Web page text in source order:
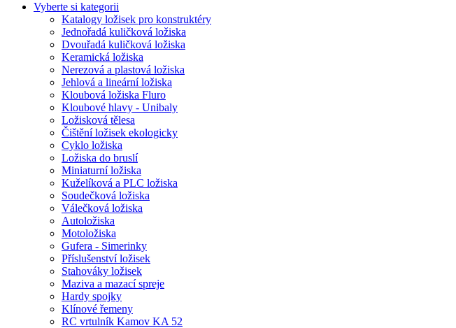
Vyberte si kategorii
Katalogy ložisek pro konstruktéry
Jednořadá kuličková ložiska
Dvouřadá kuličková ložiska
Keramická ložiska
Nerezová a plastová ložiska
Jehlová a lineární ložiska
Kloubová ložiska Fluro
Kloubové hlavy - Unibaly
Ložisková tělesa
Čištění ložisek ekologicky
Cyklo ložiska
Ložiska do bruslí
Miniaturní ložiska
Kuželíková a PLC ložiska
Soudečková ložiska
Válečková ložiska
Autoložiska
Motoložiska
Gufera - Simerinky
Příslušenství ložisek
Stahováky ložisek
Maziva a mazací spreje
Hardy spojky
Klínové řemeny
RC vrtulník Kamov KA 52